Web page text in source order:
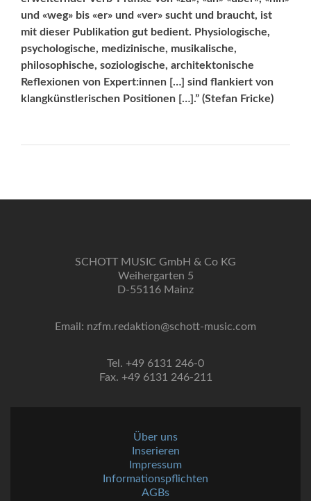
und «weg» bis «er» und «ver» sucht und braucht, ist
mit dieser Publikation gut bedient. Physiologische,
psychologische, medizinische, musikalische,
philosophische, soziologische, architektonische
Reflexionen von Expert:innen […] sind flankiert von
klangkünstlerischen Positionen […].” (Stefan Fricke)
SCHOTT MUSIC GmbH & Co KG
Weihergarten 5
D-55116 Mainz
Email: nzfm.redaktion@schott-music.com
Tel. +49 6131 246-0
Fax. +49 6131 246-211
Über uns
Inserieren
Impressum
Informationspflichten
AGBs